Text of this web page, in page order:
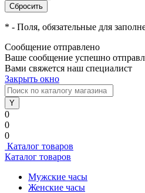
* - Поля, обязательные для
Сообщение отправлено
Ваше сообщение успешно
Вами свяжется наш специалист
Закрыть окно
0
0
0
Каталог товаров
Каталог товаров
Мужские часы
Женские часы